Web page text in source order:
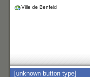
Ville de Benfeld
[unknown button type]